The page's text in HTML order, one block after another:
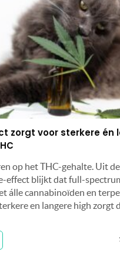
zorgt voor sterkere én
op het THC-gehalte. Uit
effect blijkt dat full-
álle cannabinoïden en
en langere high zorgt